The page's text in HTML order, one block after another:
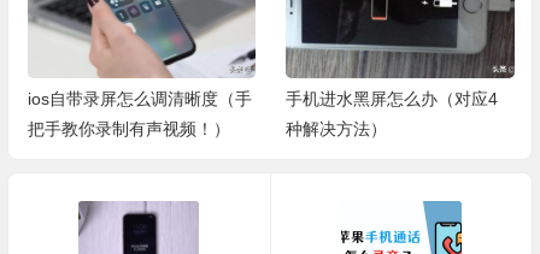
ios自带录屏怎么调清晰度（手
把手教你录制有声视频！）
手机进水黑屏怎么办（对应4
种解决方法）